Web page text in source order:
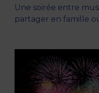
Une soirée entre
partager en famille